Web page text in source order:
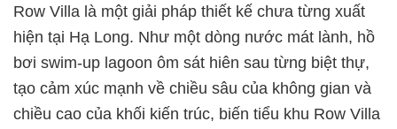
Row Villa là một giải pháp thiết kế chưa từng xuất
hiện tại Hạ Long. Như một dòng nước mát lành, hồ
bơi swim-up lagoon ôm sát hiên sau từng biệt thự,
tạo cảm xúc mạnh về chiều sâu của không gian và
chiều cao của khối kiến trúc, biến tiểu khu Row Villa